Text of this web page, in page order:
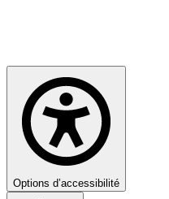
Options d’accessibilité